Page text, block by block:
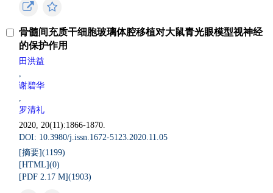
骨髓间充质干细胞玻璃体腔移植对大鼠青光眼模型视神经
的保护作用
田洪益
,
谢碧华
,
罗清礼
2020, 20(11):1866-1870.
DOI: 10.3980/j.issn.1672-5123.2020.11.05
[摘要](1199)
[HTML](0)
[PDF 2.17 M](1903)